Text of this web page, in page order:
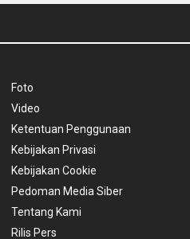
Foto
Video
Ketentuan Penggunaan
Kebijakan Privasi
Kebijakan Cookie
Pedoman Media Siber
Tentang Kami
Rilis Pers